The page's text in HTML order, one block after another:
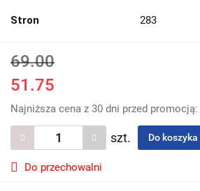
Stron 283
69.00
51.75
Najniższa cena z 30 dni przed promocją:
szt. Do koszyka
Do przechowalni